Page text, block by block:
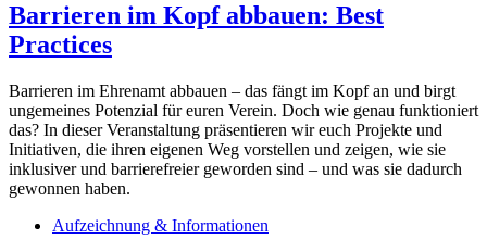
Barrieren im Kopf abbauen: Best
Practices
Barrieren im Ehrenamt abbauen – das fängt im Kopf an und birgt
ungemeines Potenzial für euren Verein. Doch wie genau funktioniert
das? In dieser Veranstaltung präsentieren wir euch Projekte und
Initiativen, die ihren eigenen Weg vorstellen und zeigen, wie sie
inklusiver und barrierefreier geworden sind – und was sie dadurch
gewonnen haben.
Aufzeichnung & Informationen